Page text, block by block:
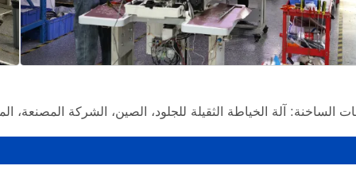
الساخنة: آلة الخياطة الثقيلة للجلود، الصين، الشركة المصنعة،